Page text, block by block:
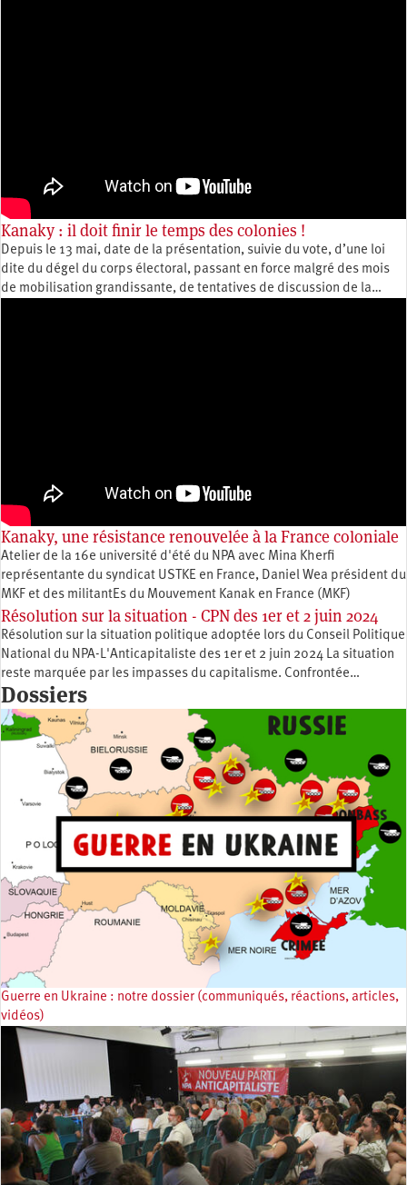
Kanaky : il doit finir le temps des colonies !
Depuis le 13 mai, date de la présentation, suivie du vote, d’une loi
dite du dégel du corps électoral, passant en force malgré des mois
de mobilisation grandissante, de tentatives de discussion de la…
Kanaky, une résistance renouvelée à la France coloniale
Atelier de la 16e université d'été du NPA avec Mina Kherfi
représentante du syndicat USTKE en France, Daniel Wea président du
MKF et des militantEs du Mouvement Kanak en France (MKF)
Résolution sur la situation - CPN des 1er et 2 juin 2024
Résolution sur la situation politique adoptée lors du Conseil Politique
National du NPA-L'Anticapitaliste des 1er et 2 juin 2024 La situation
reste marquée par les impasses du capitalisme. Confrontée…
Dossiers
Guerre en Ukraine : notre dossier (communiqués, réactions, articles,
vidéos)